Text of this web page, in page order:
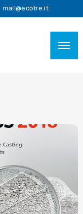
mail@ecotre.it